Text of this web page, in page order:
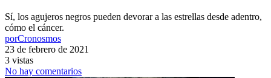
Sí, los agujeros negros pueden devorar a las estrellas desde adentro,
cómo el cáncer.
porCronosmos
23 de febrero de 2021
3 vistas
No hay comentarios